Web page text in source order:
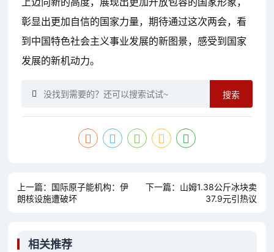
彰显出更加自信的国家力量，期待通过这次两会，看
到中国特色社会主义事业发展的新图景，感受到国家
发展的新机动力。
搜索
上一篇： 国际原子能机构：伊
朗核设施遭破坏
下一篇： 山姆1.38公斤冰块卖
37.9元引热议
相关推荐